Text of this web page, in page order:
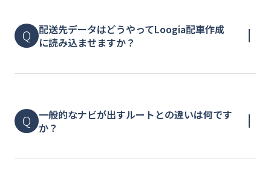
配送先データはどうやってLoogia配車作成
に読み込ませますか？
⼀般的なナビが出すルートとの違いは何です
か？